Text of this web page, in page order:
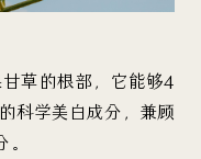
草的根部，它能够4
科学美白成分，兼顾